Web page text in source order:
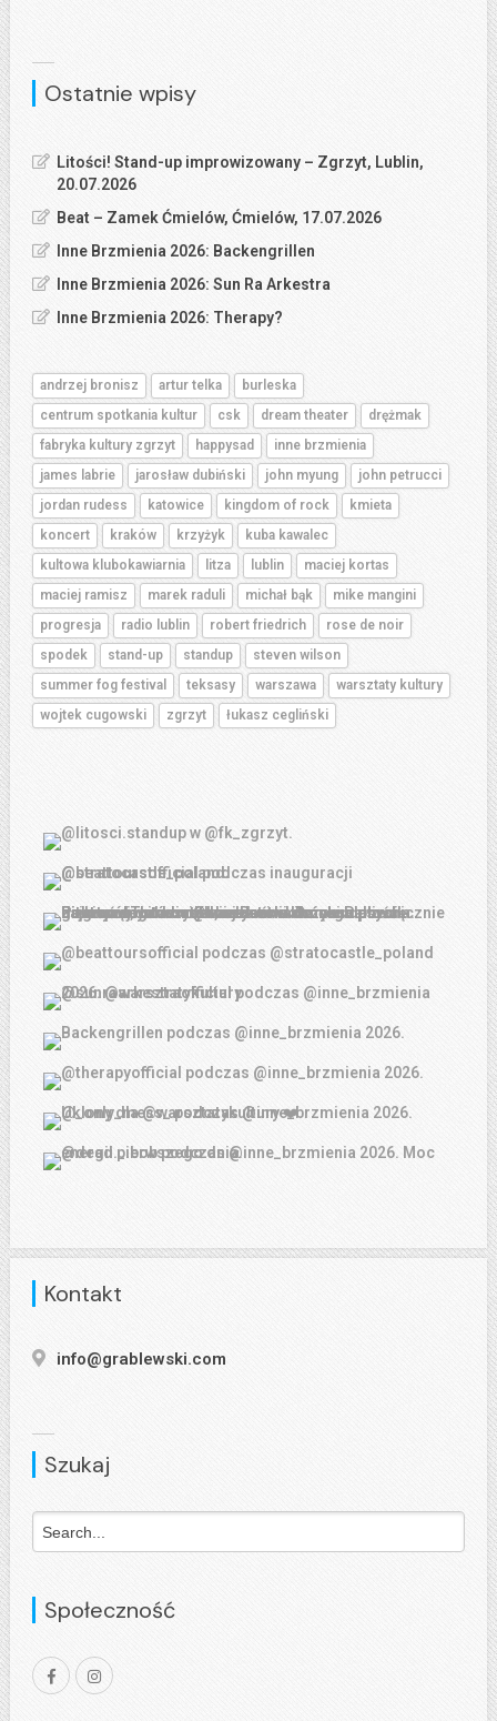
Ostatnie wpisy
Litości! Stand-up improwizowany – Zgrzyt, Lublin,
20.07.2026
Beat – Zamek Ćmielów, Ćmielów, 17.07.2026
Inne Brzmienia 2026: Backengrillen
Inne Brzmienia 2026: Sun Ra Arkestra
Inne Brzmienia 2026: Therapy?
andrzej bronisz artur telka
burleska
centrum spotkania kultur
csk dream theater
drężmak
fabryka kultury zgrzyt
happysad
inne brzmienia
james labrie
jarosław dubiński john myung
john petrucci
jordan rudess
katowice kingdom of rock
kmieta
koncert
kraków krzyżyk
kuba kawalec
kultowa klubokawiarnia
litza lublin
maciej kortas
maciej ramisz
marek raduli michał bąk
mike mangini
progresja
radio lublin robert friedrich
rose de noir
spodek
stand-up standup
steven wilson
summer fog festival
teksasy warszawa
warsztaty kultury
wojtek cugowski
zgrzyt łukasz cegliński
Kontakt
info@grablewski.com
Szukaj
Społeczność